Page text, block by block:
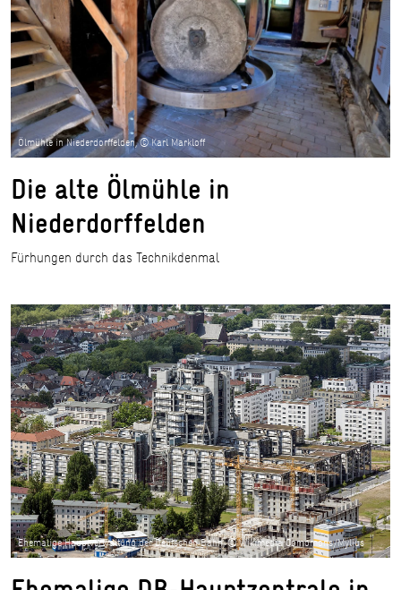
Ölmühle in Niederdorffelden, © Karl Markloff
Die alte Ölmühle in
Niederdorffelden
Fürhungen durch das Technikdenmal
Ehemalige Hauptverwaltung der Deutschen Bahn, © Wikimedia Comomons/Mylius